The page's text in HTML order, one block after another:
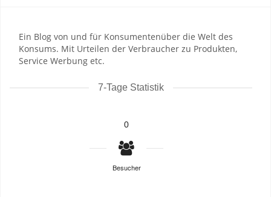
Ein Blog von und für Konsumentenüber die Welt des
Konsums. Mit Urteilen der Verbraucher zu Produkten,
Service Werbung etc.
7-Tage Statistik
0
Besucher